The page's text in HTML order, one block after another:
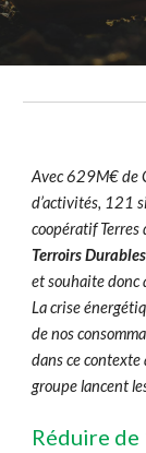
Avec 629M€ de
d’activités, 121
coopératif Terres
Terroirs Durables
et souhaite donc
La crise
de nos
dans ce
groupe lancent
Réduire de